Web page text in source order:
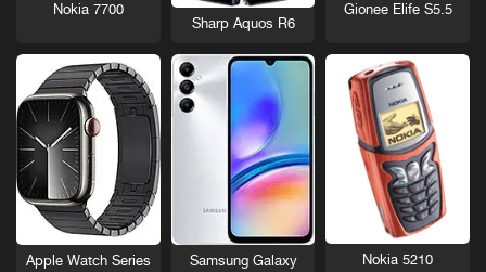
Gionee Elife S5.5
Sharp Aquos R6
Nokia 7700
Nokia 5210
Samsung Galaxy
Apple Watch Series